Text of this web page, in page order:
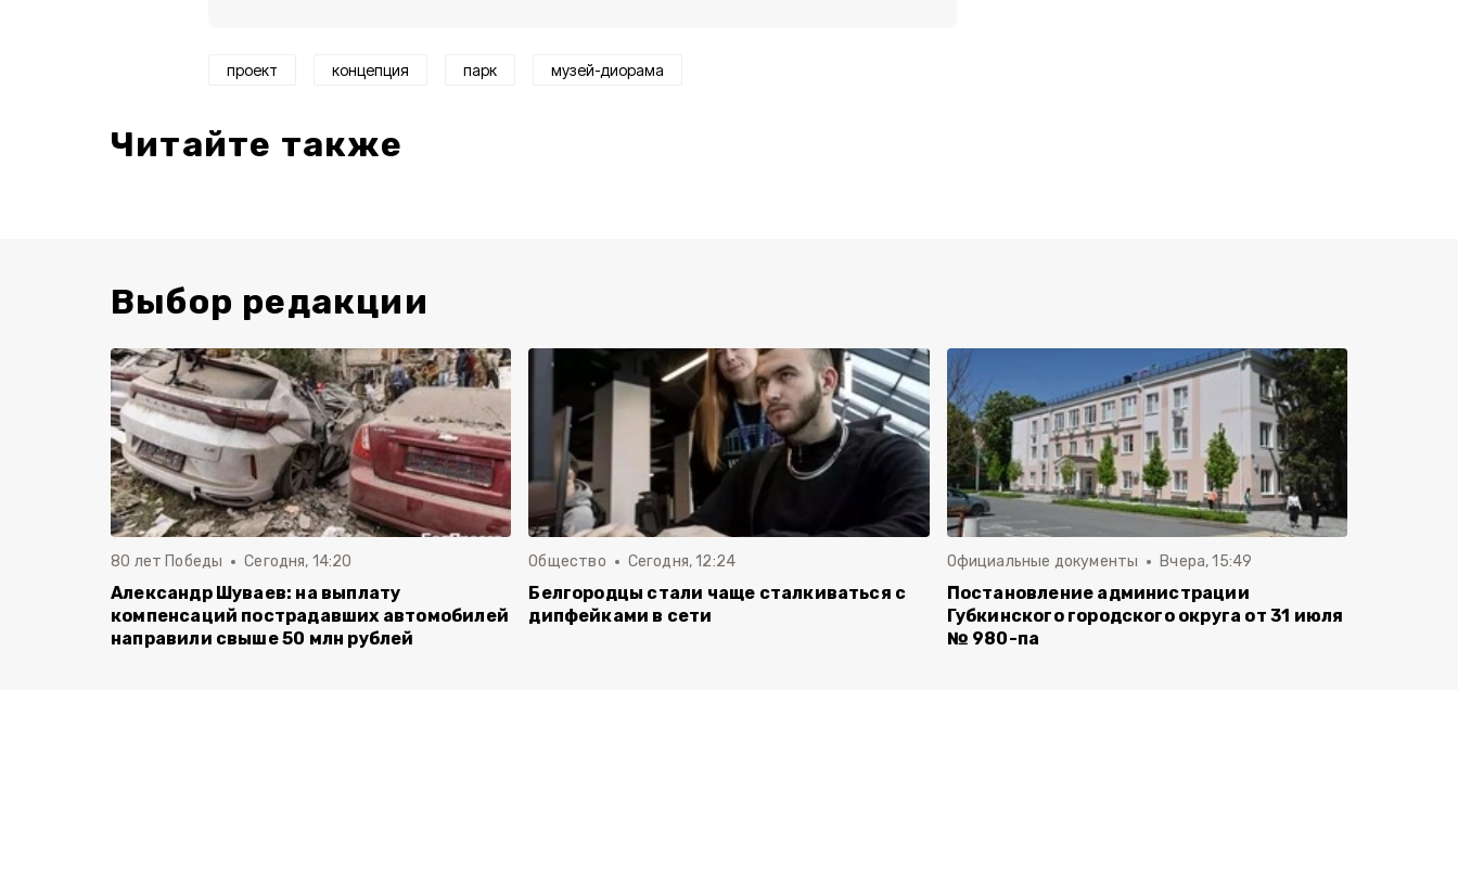
проект концепция парк музей-диорама
Читайте также
Выбор редакции
80 лет Победы Сегодня, 14:20
Александр Шуваев: на выплату
компенсаций пострадавших автомобилей
направили свыше 50 млн рублей
Общество Сегодня, 12:24
Белгородцы стали чаще сталкиваться с
дипфейками в сети
Официальные документы Вчера, 15:49
Постановление администрации
Губкинского городского округа от 31 июля
№ 980-па